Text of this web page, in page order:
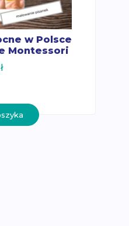
w Polsce
Montessori